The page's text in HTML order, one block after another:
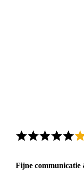
Fijne communicatie